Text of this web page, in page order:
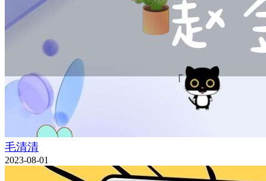
毛清清
2023-08-01